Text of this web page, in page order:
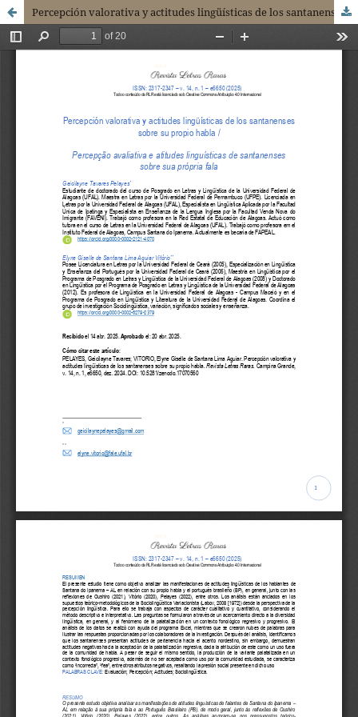
Percepción valorativa y actitudes lingüísticas de los santanenses sobre su propio habla